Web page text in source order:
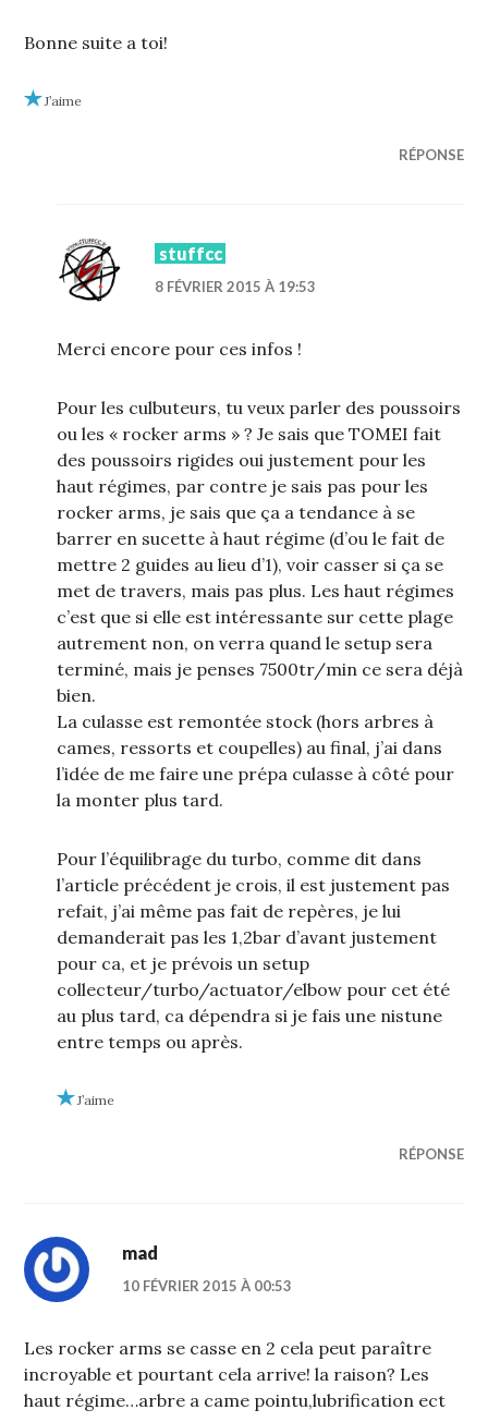
Bonne suite a toi!
J’aime
RÉPONSE
stuffcc
8 FÉVRIER 2015 À 19:53
Merci encore pour ces infos !
Pour les culbuteurs, tu veux parler des poussoirs
ou les « rocker arms » ? Je sais que TOMEI fait
des poussoirs rigides oui justement pour les
haut régimes, par contre je sais pas pour les
rocker arms, je sais que ça a tendance à se
barrer en sucette à haut régime (d’ou le fait de
mettre 2 guides au lieu d’1), voir casser si ça se
met de travers, mais pas plus. Les haut régimes
c’est que si elle est intéressante sur cette plage
autrement non, on verra quand le setup sera
terminé, mais je penses 7500tr/min ce sera déjà
bien.
La culasse est remontée stock (hors arbres à
cames, ressorts et coupelles) au final, j’ai dans
l’idée de me faire une prépa culasse à côté pour
la monter plus tard.
Pour l’équilibrage du turbo, comme dit dans
l’article précédent je crois, il est justement pas
refait, j’ai même pas fait de repères, je lui
demanderait pas les 1,2bar d’avant justement
pour ca, et je prévois un setup
collecteur/turbo/actuator/elbow pour cet été
au plus tard, ca dépendra si je fais une nistune
entre temps ou après.
J’aime
RÉPONSE
mad
10 FÉVRIER 2015 À 00:53
Les rocker arms se casse en 2 cela peut paraître
incroyable et pourtant cela arrive! la raison? Les
haut régime…arbre a came pointu,lubrification ect